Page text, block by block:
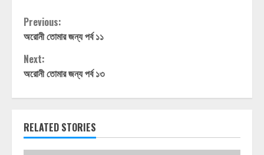
Continue
Reading
Previous:
অরোনী তোমার জন্য পর্ব ১১
Next:
অরোনী তোমার জন্য পর্ব ১৩
RELATED STORIES